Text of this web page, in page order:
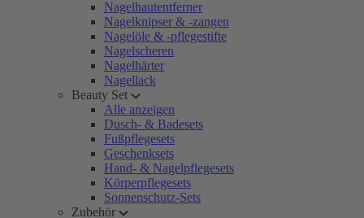
Nagelhautentferner
Nagelknipser & -zangen
Nagelöle & -pflegestifte
Nagelscheren
Nagelhärter
Nagellack
Beauty Set
Alle anzeigen
Dusch- & Badesets
Fußpflegesets
Geschenksets
Hand- & Nagelpflegesets
Körperpflegesets
Sonnenschutz-Sets
Zubehör